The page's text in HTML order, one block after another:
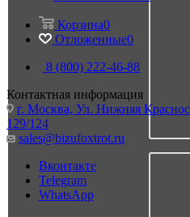
Корзина0
Отложенные0
8 (800) 222-46-88
Контактная информация
г. Москва, Ул. Нижняя
129/124
sales@bizufoxtrot.ru
Вконтакте
Telegram
WhatsApp